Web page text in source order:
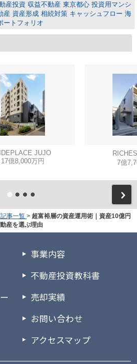
産投資 収益不動産 東京都心 投資用マンシ
産 資産形成 相続対策 キャッシュフロー 海
ートフォリオ
JUJO
17億8,000万円
7億
事一覧 > 超富裕層の資産運用術｜資産10億円
産を選ぶ理由
事業内容
不動産投資教科書
売却実績
お問い合わせ
アクセスマップ